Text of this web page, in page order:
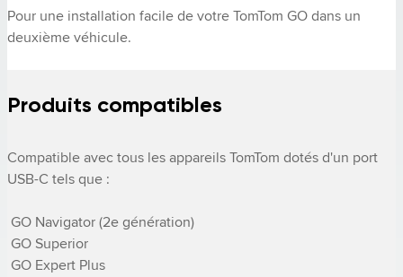
Pour une installation facile de votre TomTom GO dans un
deuxième véhicule.
Produits compatibles
Compatible avec tous les appareils TomTom dotés d'un port
USB-C tels que :